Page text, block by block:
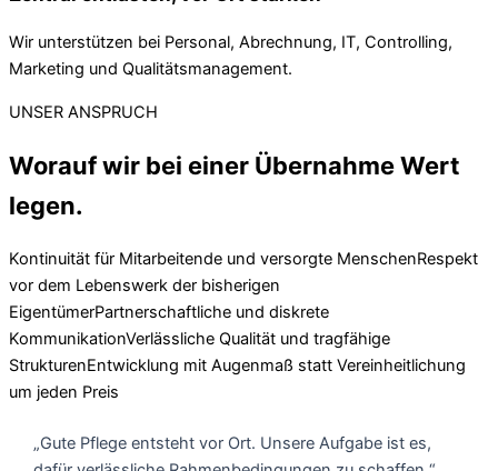
Wir unterstützen bei Personal, Abrechnung, IT, Controlling,
Marketing und Qualitätsmanagement.
UNSER ANSPRUCH
Worauf wir bei einer Übernahme Wert
legen.
Kontinuität für Mitarbeitende und versorgte MenschenRespekt
vor dem Lebenswerk der bisherigen
EigentümerPartnerschaftliche und diskrete
KommunikationVerlässliche Qualität und tragfähige
StrukturenEntwicklung mit Augenmaß statt Vereinheitlichung
um jeden Preis
„Gute Pflege entsteht vor Ort. Unsere Aufgabe ist es,